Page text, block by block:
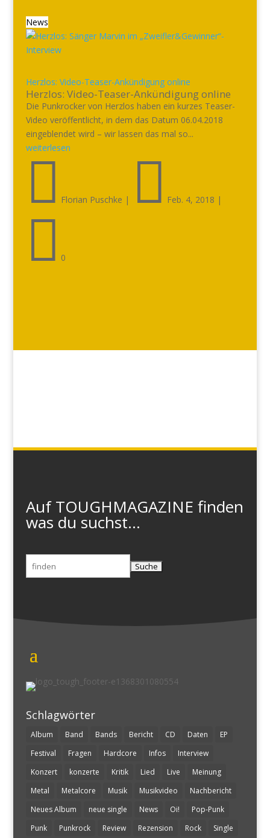
News
Herzlos: Video-Teaser-Ankündigung online
Herzlos: Video-Teaser-Ankündigung online
Die Punkrocker von Herzlos haben ein kurzes Teaser-
Video veröffentlicht, in dem das Datum 06.04.2018
eingeblendet wird – wir lassen das mal so...
weiterlesen
 Florian Puschke |  Feb. 4, 2018 |
 0
Auf TOUGHMAGAZINE finden
was du suchst...
Suchen
nach:
Schlagwörter
Album Band Bands Bericht CD Daten
EP
Festival
Fragen Hardcore Infos
Interview
Konzert
konzerte Kritik Lied Live
Meinung
Metal
Metalcore Musik Musikvideo
Nachbericht
Neues Album
neue single News Oi!
Pop-Punk
Punk
Punkrock Review Rezension Rock Single